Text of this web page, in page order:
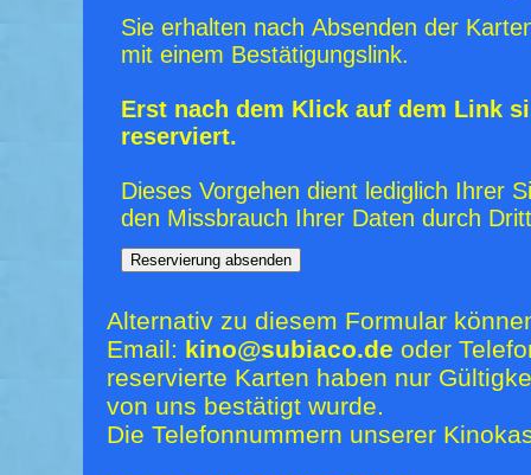
Sie erhalten nach Absenden der
mit einem Bestätigungslink.
Erst nach dem Klick auf dem Link
reserviert.
Dieses Vorgehen dient lediglich Ihrer
den Missbrauch Ihrer Daten durch
Alternativ zu diesem Formular
Email: kino@subiaco.de oder
reservierte Karten haben nur
von uns bestätigt wurde.
Die Telefonnummern unserer